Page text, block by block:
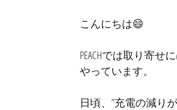
こんにちは😄
PEACHでは取り寄
やっています。
日頃、”充電の減り